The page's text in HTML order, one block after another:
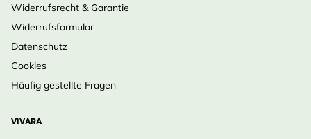
Widerrufsrecht & Garantie
Widerrufsformular
Datenschutz
Cookies
Häufig gestellte Fragen
VIVARA